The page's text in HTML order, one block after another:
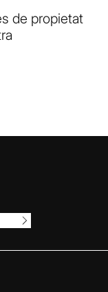
de propietat